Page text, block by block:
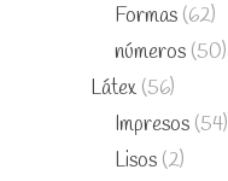
Formas (62)
números (50)
Látex (56)
Impresos (54)
Lisos (2)